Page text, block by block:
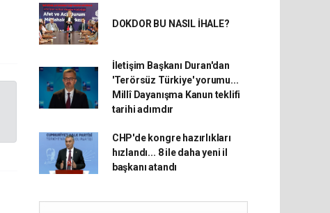
DOKDOR BU NASIL İHALE?
İletişim Başkanı Duran'dan
'Terörsüz Türkiye' yorumu...
Millî Dayanışma Kanun teklifi
tarihi adımdır
CHP'de kongre hazırlıkları
hızlandı... 8 ile daha yeni il
başkanı atandı